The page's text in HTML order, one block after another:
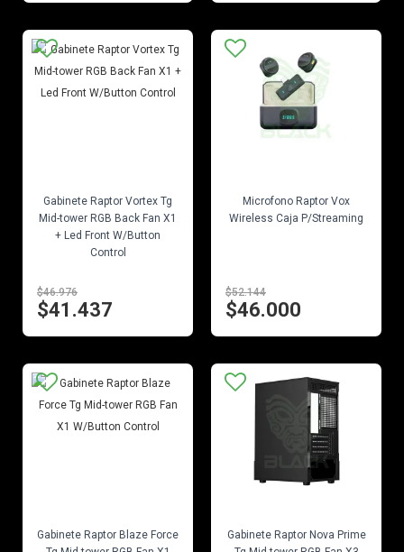
Gabinete Raptor Vortex Tg
Mid-tower RGB Back Fan X1
+ Led Front W/Button
Control
$46.976
$41.437
Microfono Raptor Vox
Wireless Caja P/Streaming
$52.144
$46.000
Gabinete Raptor Blaze Force
Gabinete Raptor Nova Prime